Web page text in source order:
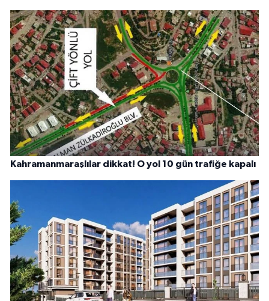
Kahramanmaraşlılar dikkat! O yol 10 gün trafiğe kapalı